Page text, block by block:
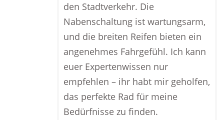
den Stadtverkehr. Die
Nabenschaltung ist wartungsarm,
und die breiten Reifen bieten ein
angenehmes Fahrgefühl. Ich kann
euer Expertenwissen nur
empfehlen – ihr habt mir geholfen,
das perfekte Rad für meine
Bedürfnisse zu finden.